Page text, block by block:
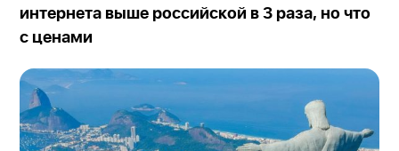
интернета выше российской в 3 раза, но что
с ценами